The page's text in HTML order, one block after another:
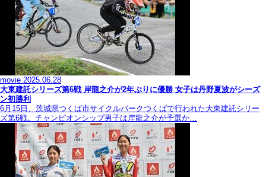
movie 2025.06.28
大東建託シリーズ第6戦 岸龍之介が2年ぶりに優勝 女子は丹野夏波がシーズ
ン初勝利
6月15日、茨城県つくば市サイクルパークつくばで行われた大東建託シリー
ズ第6戦。チャンピオンシップ男子は岸龍之介が予選か…